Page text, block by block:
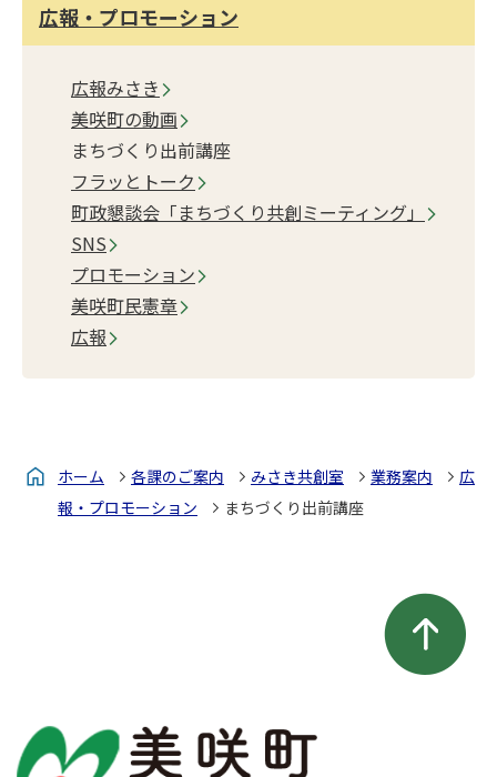
広報・プロモーション
広報みさき
美咲町の動画
まちづくり出前講座
フラッとトーク
町政懇談会「まちづくり共創ミーティング」
SNS
プロモーション
美咲町民憲章
広報
ホーム 各課のご案内 みさき共創室 業務案内
広
報・プロモーション
まちづくり出前講座